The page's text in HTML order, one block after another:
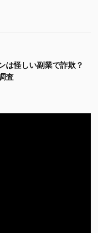
は怪しい副業で詐欺？
査